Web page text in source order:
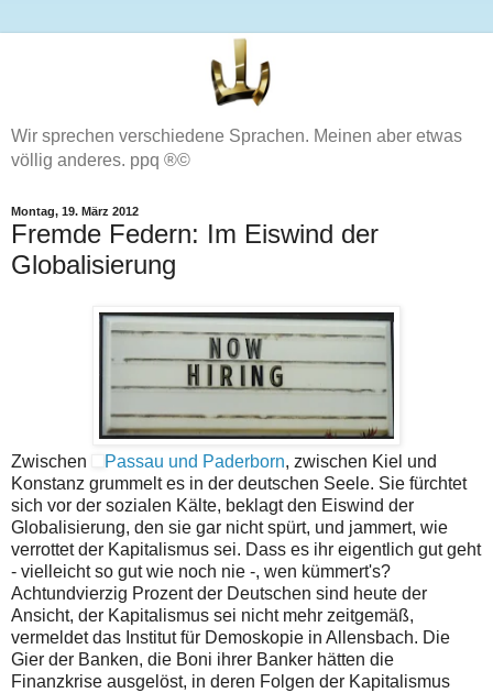
Wir sprechen verschiedene Sprachen. Meinen aber etwas
völlig anderes. ppq ®©
Montag, 19. März 2012
Fremde Federn: Im Eiswind der
Globalisierung
Zwischen Passau und Paderborn, zwischen Kiel und
Konstanz grummelt es in der deutschen Seele. Sie fürchtet
sich vor der sozialen Kälte, beklagt den Eiswind der
Globalisierung, den sie gar nicht spürt, und jammert, wie
verrottet der Kapitalismus sei. Dass es ihr eigentlich gut geht
- vielleicht so gut wie noch nie -, wen kümmert's?
Achtundvierzig Prozent der Deutschen sind heute der
Ansicht, der Kapitalismus sei nicht mehr zeitgemäß,
vermeldet das Institut für Demoskopie in Allensbach. Die
Gier der Banken, die Boni ihrer Banker hätten die
Finanzkrise ausgelöst, in deren Folgen der Kapitalismus